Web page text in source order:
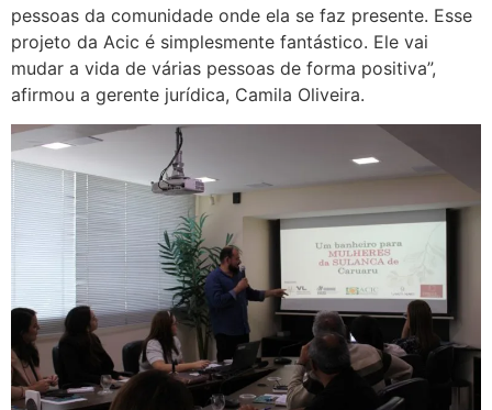
pessoas da comunidade onde ela se faz presente. Esse
projeto da Acic é simplesmente fantástico. Ele vai
mudar a vida de várias pessoas de forma positiva”,
afirmou a gerente jurídica, Camila Oliveira.